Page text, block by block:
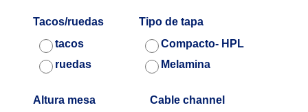
1,075.11€
Tacos/ruedas
tacos
ruedas
Tipo de tapa
Compacto- HPL
Melamina
Altura mesa
Cable channel